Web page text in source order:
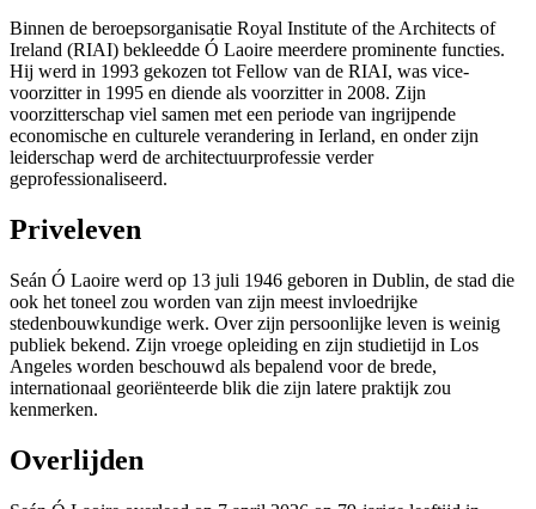
Binnen de beroepsorganisatie Royal Institute of the Architects of
Ireland (RIAI) bekleedde Ó Laoire meerdere prominente functies.
Hij werd in 1993 gekozen tot Fellow van de RIAI, was vice-
voorzitter in 1995 en diende als voorzitter in 2008. Zijn
voorzitterschap viel samen met een periode van ingrijpende
economische en culturele verandering in Ierland, en onder zijn
leiderschap werd de architectuurprofessie verder
geprofessionaliseerd.
Priveleven
Seán Ó Laoire werd op 13 juli 1946 geboren in Dublin, de stad die
ook het toneel zou worden van zijn meest invloedrijke
stedenbouwkundige werk. Over zijn persoonlijke leven is weinig
publiek bekend. Zijn vroege opleiding en zijn studietijd in Los
Angeles worden beschouwd als bepalend voor de brede,
internationaal georiënteerde blik die zijn latere praktijk zou
kenmerken.
Overlijden